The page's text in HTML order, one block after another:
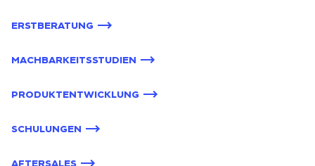
ERSTBERATUNG
MACHBARKEITSSTUDIEN
PRODUKTENTWICKLUNG
SCHULUNGEN
AFTERSALES